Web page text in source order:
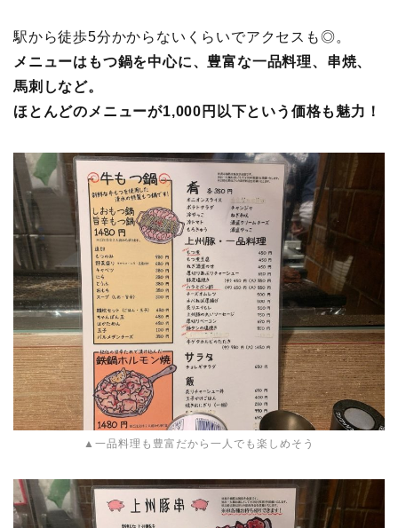
駅から徒歩5分かからないくらいでアクセスも◎。
メニューはもつ鍋を中心に、豊富な一品料理、串焼、
馬刺しなど。
ほとんどのメニューが1,000円以下という価格も魅力！
▲一品料理も豊富だから一人でも楽しめそう